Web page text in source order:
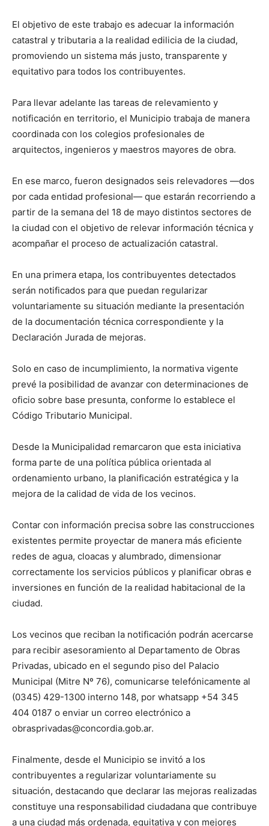
El objetivo de este trabajo es adecuar la información
catastral y tributaria a la realidad edilicia de la ciudad,
promoviendo un sistema más justo, transparente y
equitativo para todos los contribuyentes.
Para llevar adelante las tareas de relevamiento y
notificación en territorio, el Municipio trabaja de manera
coordinada con los colegios profesionales de
arquitectos, ingenieros y maestros mayores de obra.
En ese marco, fueron designados seis relevadores —dos
por cada entidad profesional— que estarán recorriendo a
partir de la semana del 18 de mayo distintos sectores de
la ciudad con el objetivo de relevar información técnica y
acompañar el proceso de actualización catastral.
En una primera etapa, los contribuyentes detectados
serán notificados para que puedan regularizar
voluntariamente su situación mediante la presentación
de la documentación técnica correspondiente y la
Declaración Jurada de mejoras.
Solo en caso de incumplimiento, la normativa vigente
prevé la posibilidad de avanzar con determinaciones de
oficio sobre base presunta, conforme lo establece el
Código Tributario Municipal.
Desde la Municipalidad remarcaron que esta iniciativa
forma parte de una política pública orientada al
ordenamiento urbano, la planificación estratégica y la
mejora de la calidad de vida de los vecinos.
Contar con información precisa sobre las construcciones
existentes permite proyectar de manera más eficiente
redes de agua, cloacas y alumbrado, dimensionar
correctamente los servicios públicos y planificar obras e
inversiones en función de la realidad habitacional de la
ciudad.
Los vecinos que reciban la notificación podrán acercarse
para recibir asesoramiento al Departamento de Obras
Privadas, ubicado en el segundo piso del Palacio
Municipal (Mitre Nº 76), comunicarse telefónicamente al
(0345) 429-1300 interno 148, por whatsapp +54 345
404 0187 o enviar un correo electrónico a
obrasprivadas@concordia.gob.ar.
Finalmente, desde el Municipio se invitó a los
contribuyentes a regularizar voluntariamente su
situación, destacando que declarar las mejoras realizadas
constituye una responsabilidad ciudadana que contribuye
a una ciudad más ordenada, equitativa y con mejores